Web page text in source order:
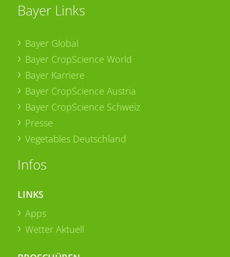
Bayer Links
Bayer Global
Bayer CropScience World
Bayer Karriere
Bayer CropScience Austria
Bayer CropScience Schweiz
Presse
Vegetables Deutschland
Infos
LINKS
Apps
Wetter Aktuell